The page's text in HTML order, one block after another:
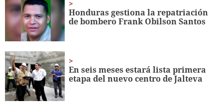
Honduras gestiona la repatriación
de bombero Frank Obilson Santos
En seis meses estará lista primera
etapa del nuevo centro de Jalteva